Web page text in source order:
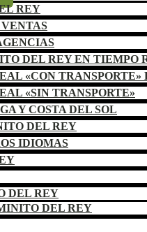
REY
DEL REY EN TIEMPO
«CON TRANSPORTE»
«SIN TRANSPORTE»
Y COSTA DEL SOL
DEL REY
IDIOMAS
DEL REY
DEL REY